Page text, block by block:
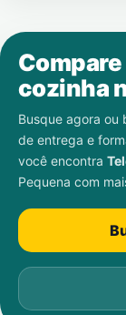
cozinha
Busque agora
de entrega e
você encontra
Pequena com